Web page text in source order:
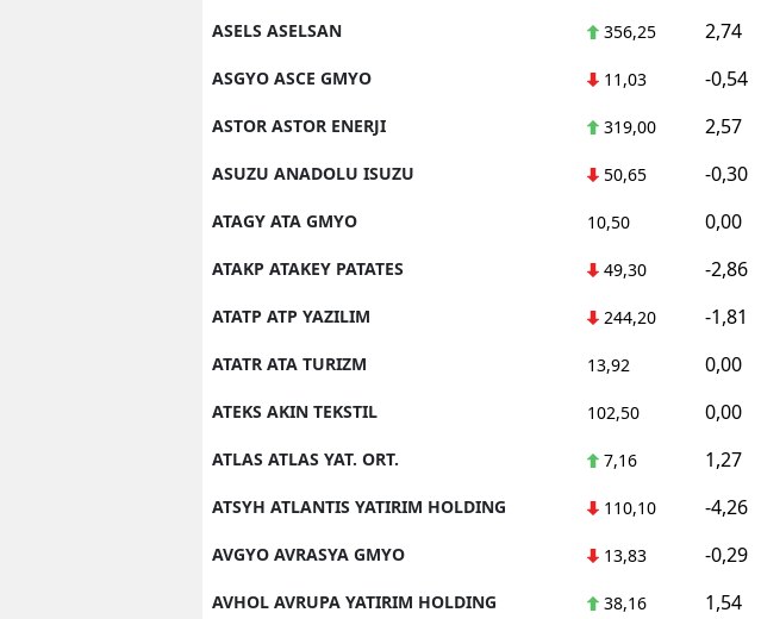
ASELS ASELSAN 356,25 2,74
ASGYO ASCE GMYO 11,03 -0,54
ASTOR ASTOR ENERJI 319,00 2,57
ASUZU ANADOLU ISUZU 50,65 -0,30
ATAGY ATA GMYO 10,50 0,00
ATAKP ATAKEY PATATES 49,30 -2,86
ATATP ATP YAZILIM 244,20 -1,81
ATATR ATA TURIZM 13,92 0,00
ATEKS AKIN TEKSTIL 102,50 0,00
ATLAS ATLAS YAT. ORT. 7,16 1,27
ATSYH ATLANTIS YATIRIM HOLDING 110,10 -4,26
AVGYO AVRASYA GMYO 13,83 -0,29
AVHOL AVRUPA YATIRIM HOLDING 38,16 1,54